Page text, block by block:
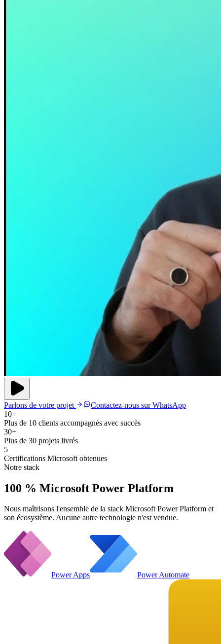
Parlons de votre projet
Contactez-nous sur WhatsApp
10+
Plus de 10 clients accompagnés avec succès
30+
Plus de 30 projets livrés
5
Certifications Microsoft obtenues
Notre stack
100 % Microsoft Power Platform
Nous maîtrisons l'ensemble de la stack Microsoft Power Platform et
son écosystème. Aucune autre technologie n'est vendue.
Power Apps Power Automate